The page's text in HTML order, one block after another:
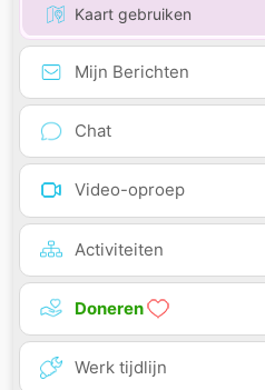
Kaart gebruiken
Mijn Berichten
Chat
Video-oproep
Activiteiten
Doneren
Werk tijdlijn